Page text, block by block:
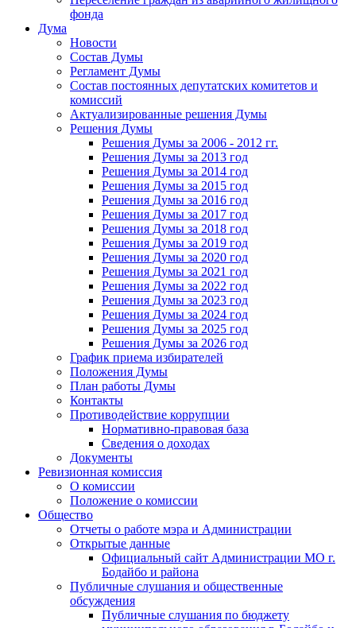
фонда
Дума
Новости
Состав Думы
Регламент Думы
Состав постоянных депутатских комитетов и
комиссий
Актуализированные решения Думы
Решения Думы
Решения Думы за 2006 - 2012 гг.
Решения Думы за 2013 год
Решения Думы за 2014 год
Решения Думы за 2015 год
Решения Думы за 2016 год
Решения Думы за 2017 год
Решения Думы за 2018 год
Решения Думы за 2019 год
Решения Думы за 2020 год
Решения Думы за 2021 год
Решения Думы за 2022 год
Решения Думы за 2023 год
Решения Думы за 2024 год
Решения Думы за 2025 год
Решения Думы за 2026 год
График приема избирателей
Положения Думы
План работы Думы
Контакты
Противодействие коррупции
Нормативно-правовая база
Сведения о доходах
Документы
Ревизионная комиссия
О комиссии
Положение о комиссии
Общество
Отчеты о работе мэра и Администрации
Открытые данные
Официальный сайт Администрации МО г.
Бодайбо и района
Публичные слушания и общественные
обсуждения
Публичные слушания по бюджету